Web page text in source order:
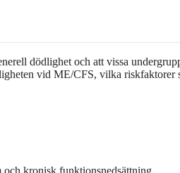
dödlighet och att vissa
vid ME/CFS, vilka riskfaktorer